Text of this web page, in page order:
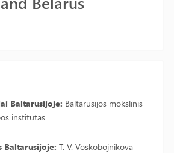
Baltarusijoje: Baltarusijos mokslinis
institutas
Baltarusijoje: T. V. Voskobojnikova